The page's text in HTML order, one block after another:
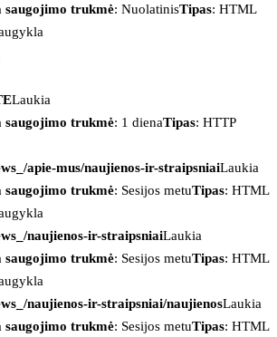
saugojimo trukmė: NuolatinisTipas: HTML
Laukia
saugojimo trukmė: 1 dienaTipas: HTTP
apie-mus/naujienos-ir-straipsniaiLaukia
saugojimo trukmė: Sesijos metuTipas: HTML
naujienos-ir-straipsniaiLaukia
saugojimo trukmė: Sesijos metuTipas: HTML
naujienos-ir-straipsniai/naujienosLaukia
saugojimo trukmė: Sesijos metuTipas: HTML